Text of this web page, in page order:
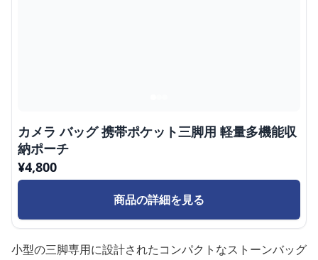
カメラ バッグ 携帯ポケット三脚用 軽量多機能収
納ポーチ
¥4,800
商品の詳細を見る
小型の三脚専用に設計されたコンパクトなストーンバッグ